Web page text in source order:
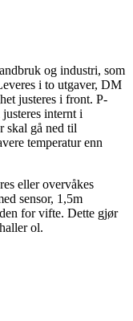
og industri, som
i to utgaver, DM
justeres i front. P-
internt i
skal gå ned til
temperatur enn
eller overvåkes
sensor, 1,5m
for vifte. Dette gjør
ol.